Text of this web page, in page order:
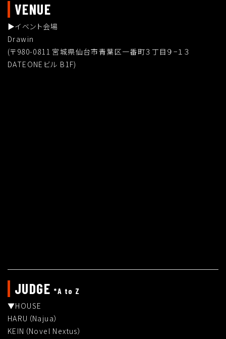
VENUE
▶︎イベント会場
Drawin
(〒980-0811 宮城県仙台市青葉区一番町３丁目９−１３
DATEONEビル B1F)
JUDGE*A to Z
▼HOUSE
HARU（Najua）
KEIN（Novel Nextus）